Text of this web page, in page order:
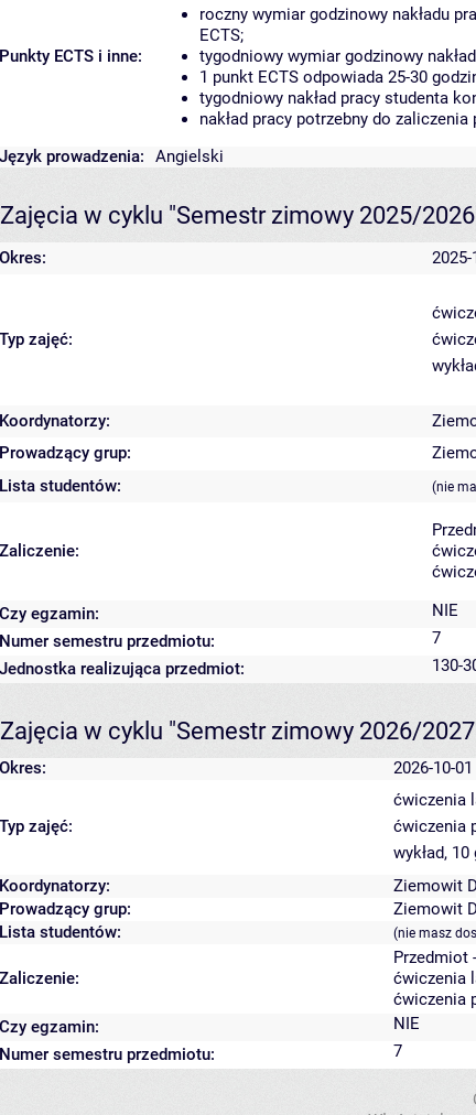
Punkty ECTS i inne:
roczny wymiar godzinowy nakładu
ECTS;
tygodniowy wymiar godzinowy
1 punkt ECTS odpowiada 25-30
tygodniowy nakład pracy studenta
nakład pracy potrzebny do
Język prowadzenia:
Angielski
Zajęcia w cyklu "Semestr zimowy 2025/
Okres: 2025-
Typ zajęć:
Koordynatorzy:
Prowadzący grup:
Lista studentów:
(nie
Zaliczenie:
Czy egzamin:
NIE
Numer semestru przedmiotu:
7
Jednostka realizująca przedmiot:
130-
Zajęcia w cyklu "Semestr zimowy 2026/
Okres: 2026-10-
Typ zajęć:
ćwiczenia
ćwiczenia
wykład,
Koordynatorzy:
Ziemowit
Prowadzący grup:
Ziemowit
Lista studentów:
(nie masz
Zaliczenie:
Przedmiot
ćwiczenia
ćwiczenia
Czy egzamin:
NIE
Numer semestru przedmiotu:
7